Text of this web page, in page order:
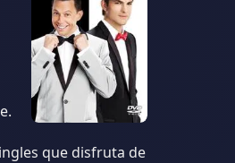
que disfruta de